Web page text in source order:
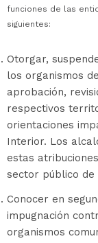
funciones de las
siguientes:
Otorgar,
los organismos
aprobación,
respectivos
orientaciones
Interior. Los
estas
sector público de
Conocer en
impugnación
organismos